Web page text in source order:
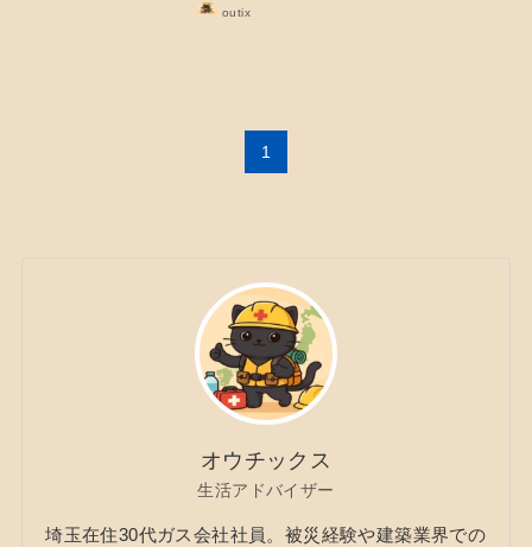
outix
1
オウチックス
生活アドバイザー
埼玉在住30代ガス会社社員。被災経験や建築業界での